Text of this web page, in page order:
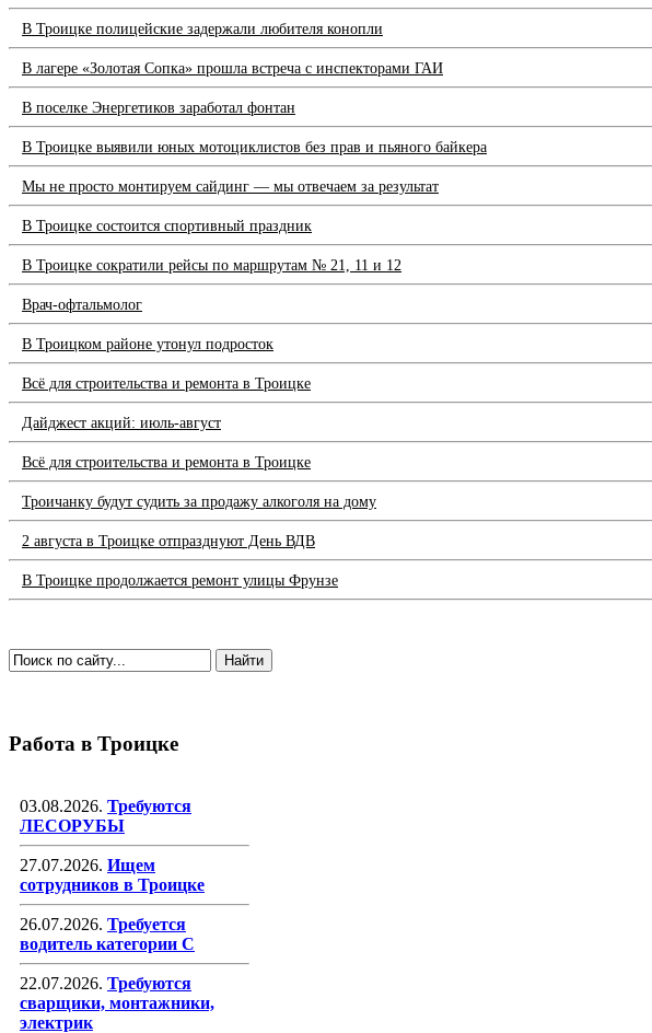
В Троицке полицейские задержали любителя конопли
В лагере «Золотая Сопка» прошла встреча с инспекторами ГАИ
В поселке Энергетиков заработал фонтан
В Троицке выявили юных мотоциклистов без прав и пьяного байкера
Мы не просто монтируем сайдинг — мы отвечаем за результат
В Троицке состоится спортивный праздник
В Троицке сократили рейсы по маршрутам № 21, 11 и 12
Врач-офтальмолог
В Троицком районе утонул подросток
Всё для строительства и ремонта в Троицке
Дайджест акций: июль-август
Всё для строительства и ремонта в Троицке
Троичанку будут судить за продажу алкоголя на дому
2 августа в Троицке отпразднуют День ВДВ
В Троицке продолжается ремонт улицы Фрунзе
Работа в Троицке
03.08.2026. Требуются
ЛЕСОРУБЫ
27.07.2026. Ищем
сотрудников в Троицке
26.07.2026. Требуется
водитель категории С
22.07.2026. Требуются
сварщики, монтажники,
электрик